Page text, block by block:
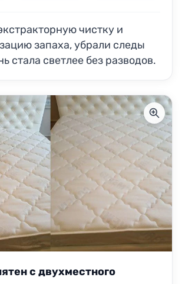
чистку и
запаха, убрали следы
стала светлее без разводов.
с двухместного